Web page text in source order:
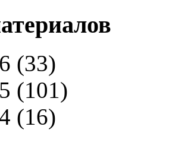
(33)
(101)
(16)